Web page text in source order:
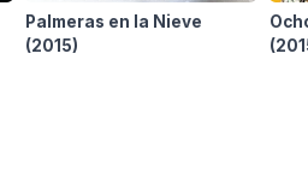
Palmeras en la Nieve
(2015)